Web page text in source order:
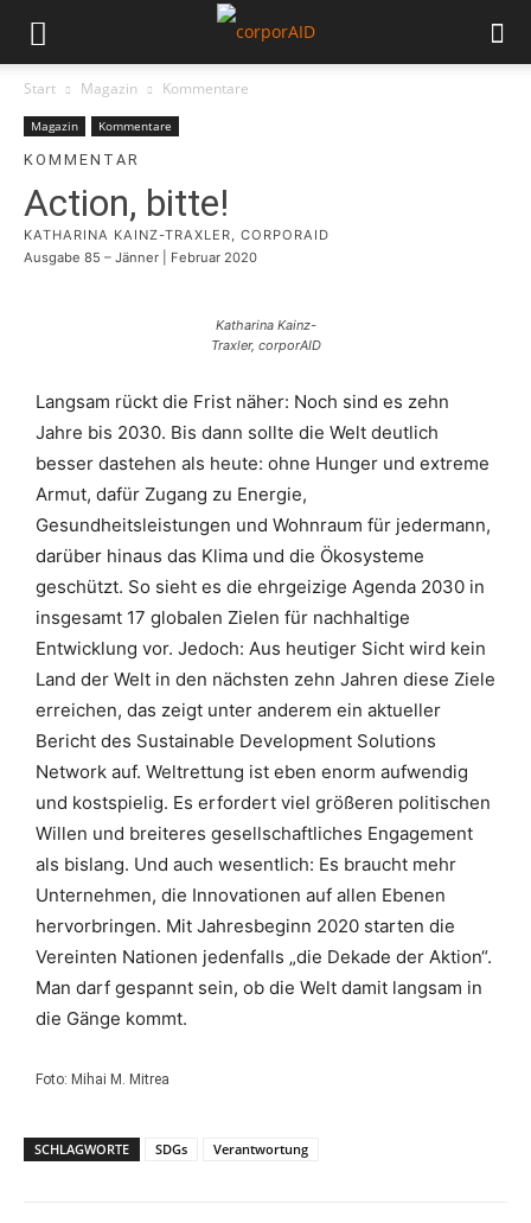
Start Magazin Kommentare
Magazin Kommentare
KOMMENTAR
Action, bitte!
KATHARINA KAINZ-TRAXLER, CORPORAID
Ausgabe 85 – Jänner | Februar 2020
Katharina Kainz-
Traxler, corporAID
Langsam rückt die Frist näher: Noch sind es zehn
Jahre bis 2030. Bis dann sollte die Welt deutlich
besser dastehen als heute: ohne Hunger und extreme
Armut, dafür Zugang zu Energie,
Gesundheitsleistungen und Wohnraum für jedermann,
darüber hinaus das Klima und die Ökosysteme
geschützt. So sieht es die ehrgeizige Agenda 2030 in
insgesamt 17 globalen Zielen für nachhaltige
Entwicklung vor. Jedoch: Aus heutiger Sicht wird kein
Land der Welt in den nächsten zehn Jahren diese Ziele
erreichen, das zeigt unter anderem ein aktueller
Bericht des Sustainable Development Solutions
Network auf. Weltrettung ist eben enorm aufwendig
und kostspielig. Es erfordert viel größeren politischen
Willen und breiteres gesellschaftliches Engagement
als bislang. Und auch wesentlich: Es braucht mehr
Unternehmen, die Innovationen auf allen Ebenen
hervorbringen. Mit Jahresbeginn 2020 starten die
Vereinten Nationen jedenfalls „die Dekade der Aktion“.
Man darf gespannt sein, ob die Welt damit langsam in
die Gänge kommt.
Foto: Mihai M. Mitrea
SCHLAGWORTE SDGs Verantwortung